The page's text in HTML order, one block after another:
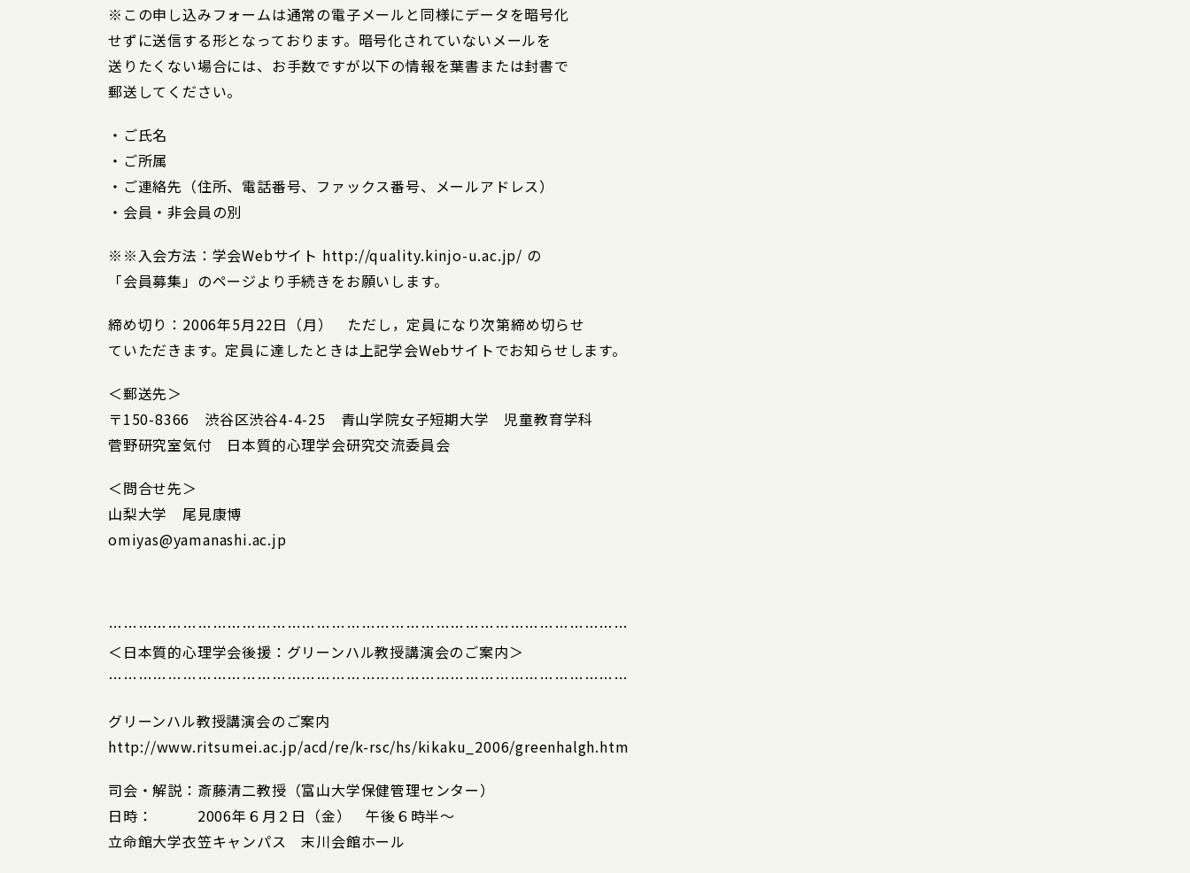
※この申し込みフォームは通常の電子メールと同様にデータを暗号化
せずに送信する形となっております。暗号化されていないメールを
送りたくない場合には、お手数ですが以下の情報を葉書または封書で
郵送してください。
・ご氏名
・ご所属
・ご連絡先（住所、電話番号、ファックス番号、メールアドレス）
・会員・非会員の別
※※入会方法：学会Webサイト http://quality.kinjo-u.ac.jp/ の
「会員募集」のページより手続きをお願いします。
締め切り：2006年5月22日（月） ただし，定員になり次第締め切らせ
ていただきます。定員に達したときは上記学会Webサイトでお知らせします。
＜郵送先＞
〒150-8366 渋谷区渋谷4-4-25 青山学院女子短期大学 児童教育学科
菅野研究室気付 日本質的心理学会研究交流委員会
＜問合せ先＞
山梨大学 尾見康博
omiyas@yamanashi.ac.jp
……………………………………………………………………………………………
＜日本質的心理学会後援：グリーンハル教授講演会のご案内＞
……………………………………………………………………………………………
グリーンハル教授講演会のご案内
http://www.ritsumei.ac.jp/acd/re/k-rsc/hs/kikaku_2006/greenhalgh.htm
司会・解説：斎藤清二教授（富山大学保健管理センター）
日時： 2006年６月２日（金） 午後６時半～
立命館大学衣笠キャンパス 末川会館ホール